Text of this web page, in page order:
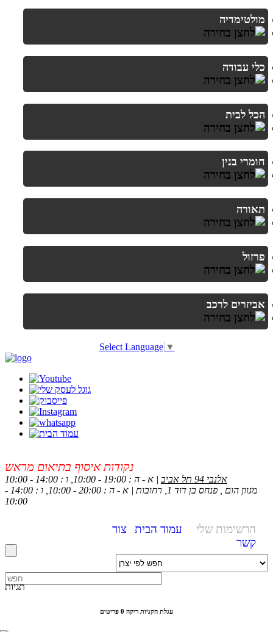
מולטימדיה
כלי עבודה
הכל לבית
חומרי בנין
תאורה
פרזול
אביזרים לרכב
Select Language ▼
נקודות איסוף בתיאום מראש
אלנבי 94 תל אביב
| א - ה : 19:00 - 10:00, ו : 14:00 - 10:00
מגוון הום , פנחס בן דוד 1, רחובות | א - ה : 20:00 - 10:00, ו : 14:00 -
10:00
הרשימות שלי עמוד הבית
צור
קשר
תגיות
עגלת הקניות ריקה 0 פריטים